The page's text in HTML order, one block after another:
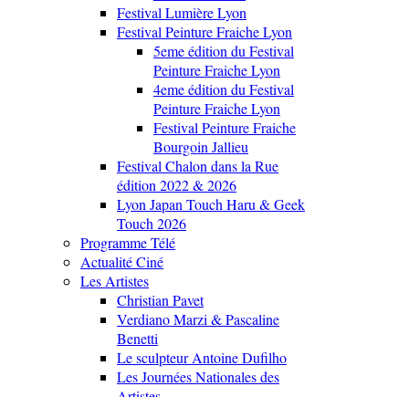
Festival Lumière Lyon
Festival Peinture Fraiche Lyon
5eme édition du Festival
Peinture Fraiche Lyon
4eme édition du Festival
Peinture Fraiche Lyon
Festival Peinture Fraiche
Bourgoin Jallieu
Festival Chalon dans la Rue
édition 2022 & 2026
Lyon Japan Touch Haru & Geek
Touch 2026
Programme Télé
Actualité Ciné
Les Artistes
Christian Pavet
Verdiano Marzi & Pascaline
Benetti
Le sculpteur Antoine Dufilho
Les Journées Nationales des